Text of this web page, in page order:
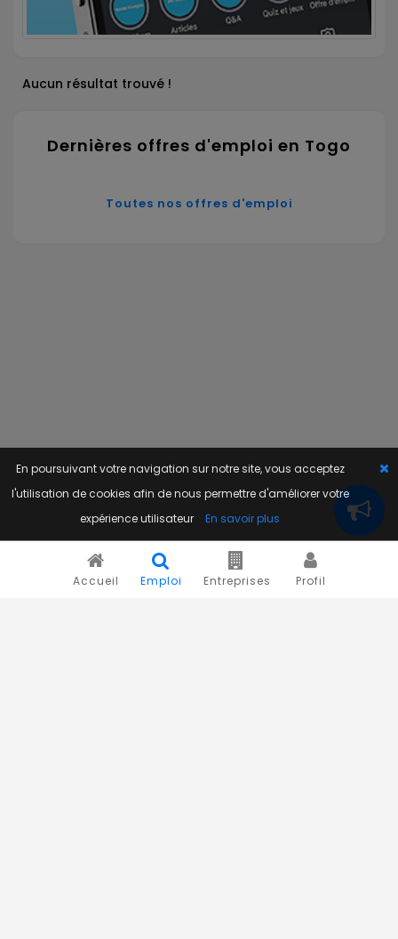
Accueil Emploi Entreprises Profil
Aucun résultat trouvé !
Dernières offres d'emploi en Togo
Toutes nos offres d'emploi
En poursuivant votre navigation sur notre site, vous acceptez
l'utilisation de cookies afin de nous permettre d'améliorer votre
expérience utilisateur
En savoir plus